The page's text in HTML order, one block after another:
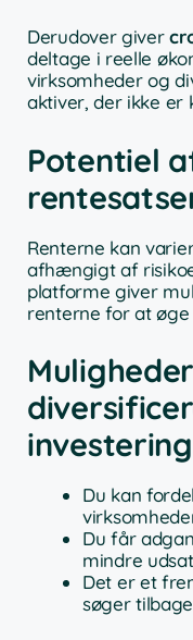
Derudover giver
deltage i reelle
virksomheder og
aktiver, der ikke er
Potentiel
Renterne kan
afhængigt af
platforme giver
renterne for at
Du kan
Du får
mindre
Det er et
søger